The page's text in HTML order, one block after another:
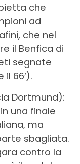
che
ad
che nel
il Benfica di
segnate
il 66′).
Dortmund):
una finale
ma
sbagliata.
contro la